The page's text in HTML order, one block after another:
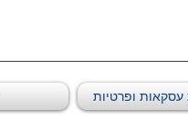
עסקאות ופרטיות